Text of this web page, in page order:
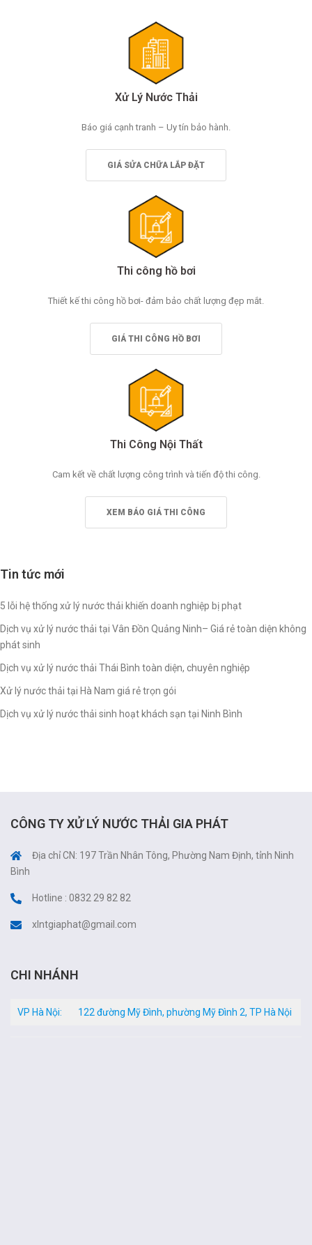
Xử Lý Nước Thải
Báo giá cạnh tranh – Uy tín bảo hành.
GIÁ SỬA CHỮA LẮP ĐẶT
Thi công hồ bơi
Thiết kế thi công hồ bơi- đảm bảo chất lượng đẹp mắt.
GIÁ THI CÔNG HỒ BƠI
Thi Công Nội Thất
Cam kết về chất lượng công trình và tiến độ thi công.
XEM BÁO GIÁ THI CÔNG
Tin tức mới
5 lỗi hệ thống xử lý nước thải khiến doanh nghiệp bị phạt
Dịch vụ xử lý nước thải tại Vân Đồn Quảng Ninh– Giá rẻ toàn diện không
phát sinh
Dịch vụ xử lý nước thải Thái Bình toàn diện, chuyên nghiệp
Xử lý nước thải tại Hà Nam giá rẻ trọn gói
Dịch vụ xử lý nước thải sinh hoạt khách sạn tại Ninh Bình
CÔNG TY XỬ LÝ NƯỚC THẢI GIA PHÁT
Địa chỉ CN: 197 Trần Nhân Tông, Phường Nam Định, tỉnh Ninh
Bình
Hotline : 0832 29 82 82
xlntgiaphat@gmail.com
CHI NHÁNH
VP Hà Nội: 122 đường Mỹ Đình, phường Mỹ Đình 2, TP Hà Nội